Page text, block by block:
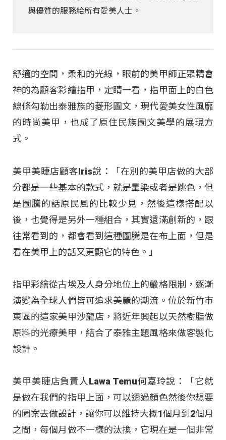
與優質的服務給所有愛美人士。
舒適的空間，柔和的光線，眼前的美甲師正聚精會
神的為顧客彩繪指甲，定睛一看，指甲面上的白色
線條勾勒出泰雅族的菱形圖文，現代愛美女性風靡
的時尚美甲，也成了原住民族圖文美學的展現方
式。
美甲美睫店顧客Iris說：「在別的美甲店做的大部
分都是一些基本的款式，就是暈染或者是跳色，但
是圖騰的話原民風的比較少見，然後這樣搭配以
後，也覺得是另外一種組合，其實還滿創新的，跟
往常看到的，都會看到這種圖騰是在布上面，但是
看在美甲上的話又更顯它的特色。」
指甲彩繪從古埃及人身分地位上的嚴格限制，逐漸
演變為全球人們皆可追求美麗的潮流。位於新竹市
東區的這家美甲沙龍店，將近年興起以天然樹脂做
原料的光療美甲，結合了泰雅主題風格來做客製化
設計。
美甲美睫店負責人Lawa Temu何嘉玲說：「它就
是做在我們的指甲上面，可以透過顏色然後你想要
的圖案去做設計，讓你可以維持大概1個月到2個月
之間，每個月做不一樣的汰換，它現在是一個非常